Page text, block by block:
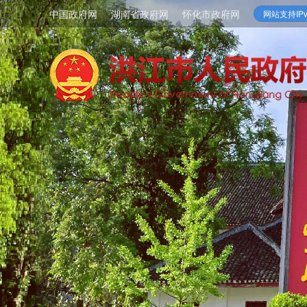
中国政府网 湖南省政府网 怀化市政府网 网站支持